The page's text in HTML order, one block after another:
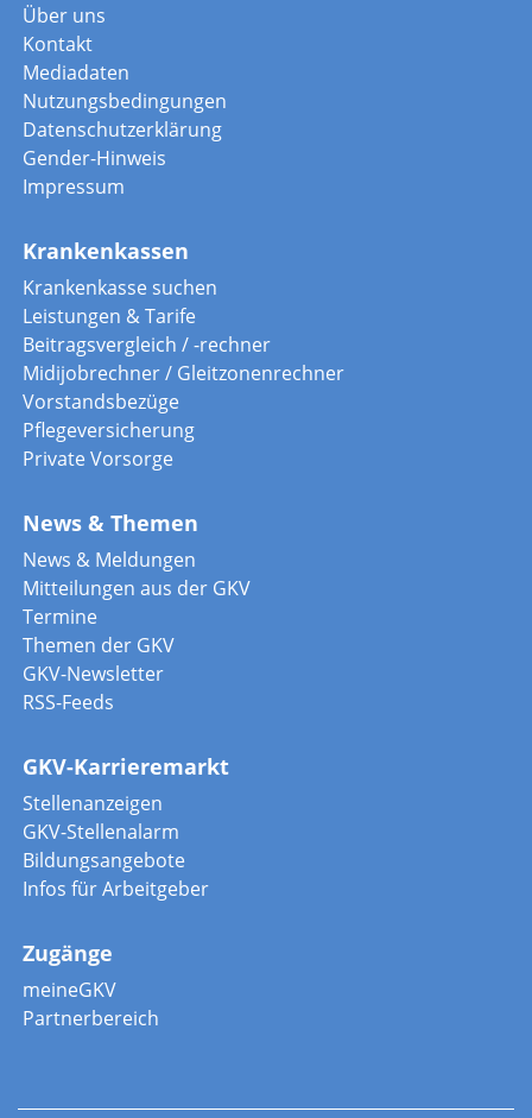
Über uns
Kontakt
Mediadaten
Nutzungsbedingungen
Datenschutzerklärung
Gender-Hinweis
Impressum
Krankenkassen
Krankenkasse suchen
Leistungen & Tarife
Beitragsvergleich / -rechner
Midijobrechner / Gleitzonenrechner
Vorstandsbezüge
Pflegeversicherung
Private Vorsorge
News & Themen
News & Meldungen
Mitteilungen aus der GKV
Termine
Themen der GKV
GKV-Newsletter
RSS-Feeds
GKV-Karrieremarkt
Stellenanzeigen
GKV-Stellenalarm
Bildungsangebote
Infos für Arbeitgeber
Zugänge
meineGKV
Partnerbereich